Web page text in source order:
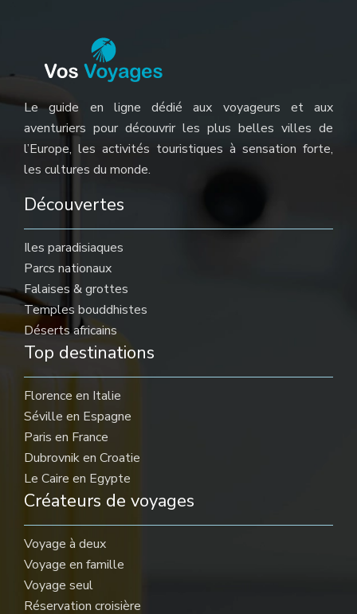
Le guide en ligne dédié aux voyageurs et aux
aventuriers pour découvrir les plus belles villes de
l’Europe, les activités touristiques à sensation forte,
les cultures du monde.
Découvertes
Iles paradisiaques
Parcs nationaux
Falaises & grottes
Temples bouddhistes
Déserts africains
Top destinations
Florence en Italie
Séville en Espagne
Paris en France
Dubrovnik en Croatie
Le Caire en Egypte
Créateurs de voyages
Voyage à deux
Voyage en famille
Voyage seul
Réservation croisière